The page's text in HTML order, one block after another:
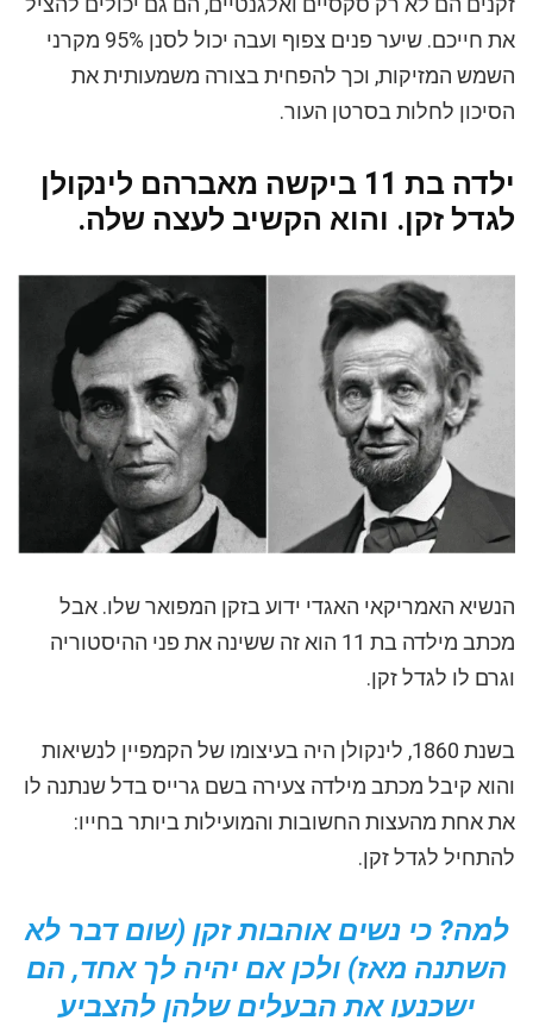
את חייכם. שיער פנים צפוף ועבה יכול לסנן 95% מקרני
השמש המזיקות, וכך להפחית בצורה משמעותית את
הסיכון לחלות בסרטן העור.
ילדה בת 11 ביקשה מאברהם לינקולן
לגדל זקן. והוא הקשיב לעצה שלה.
הנשיא האמריקאי האגדי ידוע בזקן המפואר שלו. אבל
מכתב מילדה בת 11 הוא זה ששינה את פני ההיסטוריה
וגרם לו לגדל זקן.
בשנת 1860, לינקולן היה בעיצומו של הקמפיין לנשיאות
והוא קיבל מכתב מילדה צעירה בשם גרייס בדל שנתנה לו
את אחת מהעצות החשובות והמועילות ביותר בחייו:
להתחיל לגדל זקן.
למה? כי נשים אוהבות זקן (שום דבר לא
השתנה מאז) ולכן אם יהיה לך אחד, הם
ישכנעו את הבעלים שלהן להצביע